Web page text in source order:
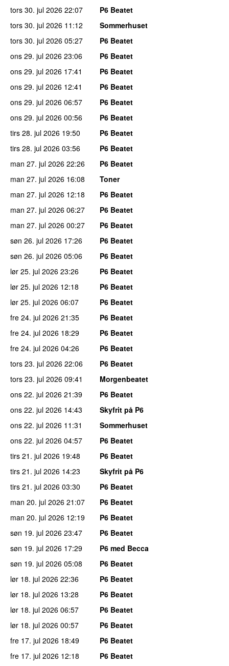
tors 30. jul 2026 22:07
P6 Beatet
tors 30. jul 2026 11:12
Sommerhuset
tors 30. jul 2026 05:27
P6 Beatet
ons 29. jul 2026 23:06
P6 Beatet
ons 29. jul 2026 17:41
P6 Beatet
ons 29. jul 2026 12:41
P6 Beatet
ons 29. jul 2026 06:57
P6 Beatet
ons 29. jul 2026 00:56
P6 Beatet
tirs 28. jul 2026 19:50
P6 Beatet
tirs 28. jul 2026 03:56
P6 Beatet
man 27. jul 2026 22:26
P6 Beatet
man 27. jul 2026 16:08
Toner
man 27. jul 2026 12:18
P6 Beatet
man 27. jul 2026 06:27
P6 Beatet
man 27. jul 2026 00:27
P6 Beatet
søn 26. jul 2026 17:26
P6 Beatet
søn 26. jul 2026 05:06
P6 Beatet
lør 25. jul 2026 23:26
P6 Beatet
lør 25. jul 2026 12:18
P6 Beatet
lør 25. jul 2026 06:07
P6 Beatet
fre 24. jul 2026 21:35
P6 Beatet
fre 24. jul 2026 18:29
P6 Beatet
fre 24. jul 2026 04:26
P6 Beatet
tors 23. jul 2026 22:06
P6 Beatet
tors 23. jul 2026 09:41
Morgenbeatet
ons 22. jul 2026 21:39
P6 Beatet
ons 22. jul 2026 14:43
Skyfrit på P6
ons 22. jul 2026 11:31
Sommerhuset
ons 22. jul 2026 04:57
P6 Beatet
tirs 21. jul 2026 19:48
P6 Beatet
tirs 21. jul 2026 14:23
Skyfrit på P6
tirs 21. jul 2026 03:30
P6 Beatet
man 20. jul 2026 21:07
P6 Beatet
man 20. jul 2026 12:19
P6 Beatet
søn 19. jul 2026 23:47
P6 Beatet
søn 19. jul 2026 17:29
P6 med Becca
søn 19. jul 2026 05:08
P6 Beatet
lør 18. jul 2026 22:36
P6 Beatet
lør 18. jul 2026 13:28
P6 Beatet
lør 18. jul 2026 06:57
P6 Beatet
lør 18. jul 2026 00:57
P6 Beatet
fre 17. jul 2026 18:49
P6 Beatet
fre 17. jul 2026 12:18
P6 Beatet